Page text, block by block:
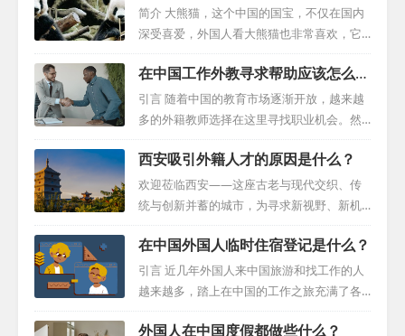
为美食之都。然而，川菜并不仅仅是以辣味
著称，其丰富的口味和独特的烹饪方法展现
了四川深厚的饮食文化底蕴。 在四川，你可
以品尝到各种令人垂涎欲滴的菜肴。其中，
火锅是最具代表性的川菜之一。将各种食材
放入同一口锅中煮熟，再配上特制的麻辣汤
色菜品也展现了四川人对食材的独特处理方
式和烹饪技巧。 四川的美食不仅仅局限于辣
味。事实上，四...
简介 大熊猫，这个中国的国宝，不仅在国内
深受喜爱，外国人看大熊猫也非常喜欢，它
以其独特的魅力使得各国争相与我国建立外
交关系，而大熊猫也因此成为了一种宝贵的
外交资产。本文将深入探讨大熊猫的国际吸
引力以及其作为外交工具的复杂租赁协议。
一、大熊猫的全球魅力 大熊猫在地球上已经
存在了约800多万年，曾经分布广泛，包括越
南、缅甸、法国和匈牙利等地。然而，如今
大熊猫的家园仅限于中国。大熊猫以其无与
心。它们不仅深受中国民众的喜爱，更在国
际上赢得了无数粉丝。 二、大熊猫与外交...
在中国工作外教寻求帮助应该怎么
做？
引言 随着中国的教育市场逐渐开放，越来越
多的外籍教师选择在这里寻找职业机会。然
而，面对陌生的文化和工作环境，他们可能
会遇到一系列挑战。本文旨在为在华外教寻
求帮助提供一份实用指南，帮助他们有效应
对这些挑战。 一、与学校和机构建立有效沟
通 面对合同纠纷、调动或其他问题，外籍教
师应首先尝试与所在学校和机构进行开放、
诚实的沟通。通过建设性的谈判，寻求双方
都能接受的解决方案。有时，提供合理的经
策略。 二、明确签证转让权利 对于已完成一
西安吸引外籍人才的原因是什么？
欢迎莅临西安——这座古老与现代交织、传
统与创新并蓄的城市，为寻求新视野、新机
遇的外国人才敞开怀抱。在这里，您将发现
无数理由，为何西安能够吸引全球各地的专
业人士。 经济活力：西部崛起的中心 西安位
于中国西部，是这一地区的经济心脏。这座
城市拥有充满活力的商业景象，吸引了无数
国内外企业和高科技公司前来扎根。这些公
在中国外国人临时住宿登记是什么？
引言 近几年外国人来中国旅游和找工作的人
越来越多，踏上在中国的工作之旅充满了各
种激动人心的机遇，但同时也伴随着一些必
要的行政程序。其中，外国人临时住宿登记
外国人在中国度假都做些什么？